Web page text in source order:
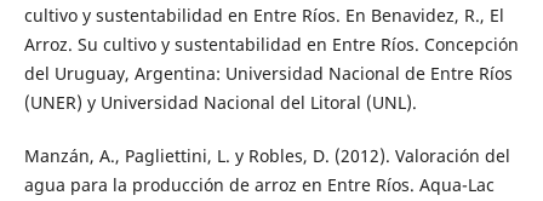
cultivo y sustentabilidad en Entre Ríos. En Benavidez, R., El
Arroz. Su cultivo y sustentabilidad en Entre Ríos. Concepción
del Uruguay, Argentina: Universidad Nacional de Entre Ríos
(UNER) y Universidad Nacional del Litoral (UNL).
Manzán, A., Pagliettini, L. y Robles, D. (2012). Valoración del
agua para la producción de arroz en Entre Ríos. Aqua-Lac